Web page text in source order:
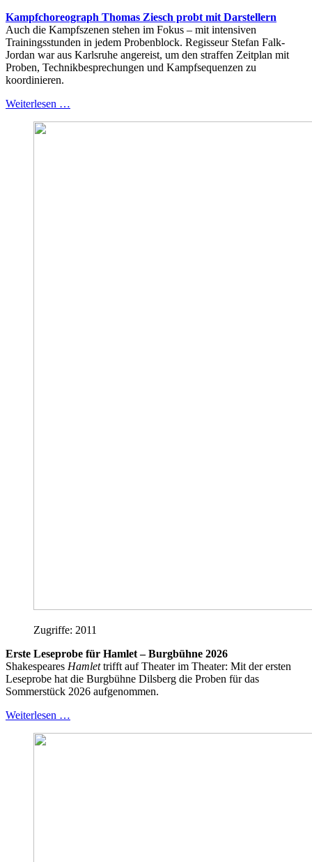
Kampfchoreograph Thomas Ziesch probt mit Darstellern
Auch die Kampfszenen stehen im Fokus – mit intensiven
Trainingsstunden in jedem Probenblock. Regisseur Stefan Falk-
Jordan war aus Karlsruhe angereist, um den straffen Zeitplan mit
Proben, Technikbesprechungen und Kampfsequenzen zu
koordinieren.
Weiterlesen …
Zugriffe: 2011
Erste Leseprobe für Hamlet – Burgbühne 2026
Shakespeares Hamlettrifft auf Theater im Theater: Mit der ersten
Leseprobe hat die Burgbühne Dilsberg die Proben für das
Sommerstück 2026 aufgenommen.
Weiterlesen …